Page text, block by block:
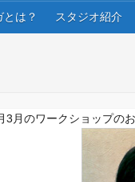
は？ スタジオ紹介
3月のワークショップ